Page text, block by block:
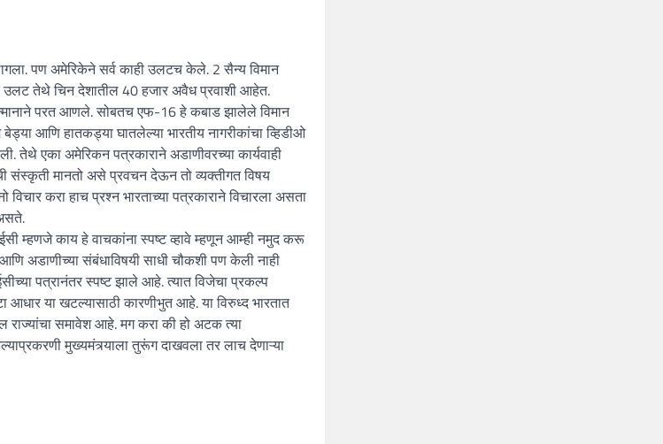
लागला. पण अमेरिकेने सर्व काही उलटच केले. 2 सैन्य विमान
उलट तेथे चिन देशातील 40 हजार अवैध प्रवाशी आहेत.
परत आणले. सोबतच एफ-16 हे कबाड झालेले विमान
आणि हातकड्या घातलेल्या भारतीय नागरीकांचा व्हिडीओ
एका अमेरिकन पत्रकाराने अडाणीवरच्या कार्यवाही
संस्कृती मानतो असे प्रवचन देऊन तो व्यक्तीगत विषय
करा हाच प्रश्न भारताच्या पत्रकाराने विचारला असता
म्हणजे काय हे वाचकांना स्पष्ट व्हावे म्हणून आम्ही नमुद करू
अडाणीच्या संबंधाविषयी साधी चौकशी पण केली नाही
पत्रानंतर स्पष्ट झाले आहे. त्यात विजेचा प्रकल्प
आधार या खटल्यासाठी कारणीभुत आहे. या विरुध्द भारतात
राज्यांचा समावेश आहे. मग करा की हो अटक त्या
मुख्यमंत्र्याला तुरूंग दाखवला तर लाच देणाऱ्या